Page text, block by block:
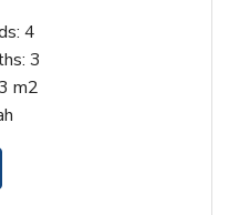
4
3
m2